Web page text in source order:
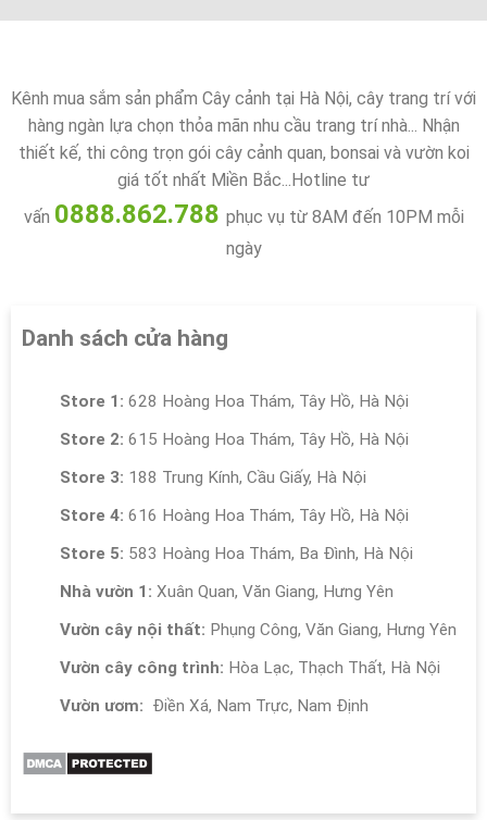
Kênh mua sắm sản phẩm Cây cảnh tại Hà Nội, cây trang trí với
hàng ngàn lựa chọn thỏa mãn nhu cầu trang trí nhà... Nhận
thiết kế, thi công trọn gói cây cảnh quan, bonsai và vườn koi
giá tốt nhất Miền Bắc...Hotline tư
vấn 0888.862.788 phục vụ từ 8AM đến 10PM mỗi
ngày
Danh sách cửa hàng
Store 1: 628 Hoàng Hoa Thám, Tây Hồ, Hà Nội
Store 2: 615 Hoàng Hoa Thám, Tây Hồ, Hà Nội
Store 3: 188 Trung Kính, Cầu Giấy, Hà Nội
Store 4: 616 Hoàng Hoa Thám, Tây Hồ, Hà Nội
Store 5: 583 Hoàng Hoa Thám, Ba Đình, Hà Nội
Nhà vườn 1: Xuân Quan, Văn Giang, Hưng Yên
Vườn cây nội thất: Phụng Công, Văn Giang, Hưng Yên
Vườn cây công trình: Hòa Lạc, Thạch Thất, Hà Nội
Vườn ươm: Điền Xá, Nam Trực, Nam Định